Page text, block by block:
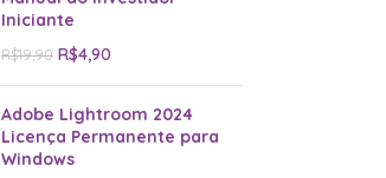
Iniciante
R$19,90 R$4,90
Adobe Lightroom 2024
Licença Permanente para
Windows